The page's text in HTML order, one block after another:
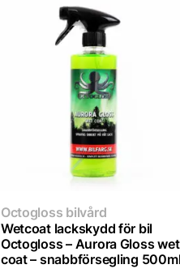
Octogloss bilvård
Wetcoat lackskydd för bil
Octogloss – Aurora Gloss wet
coat – snabbförsegling